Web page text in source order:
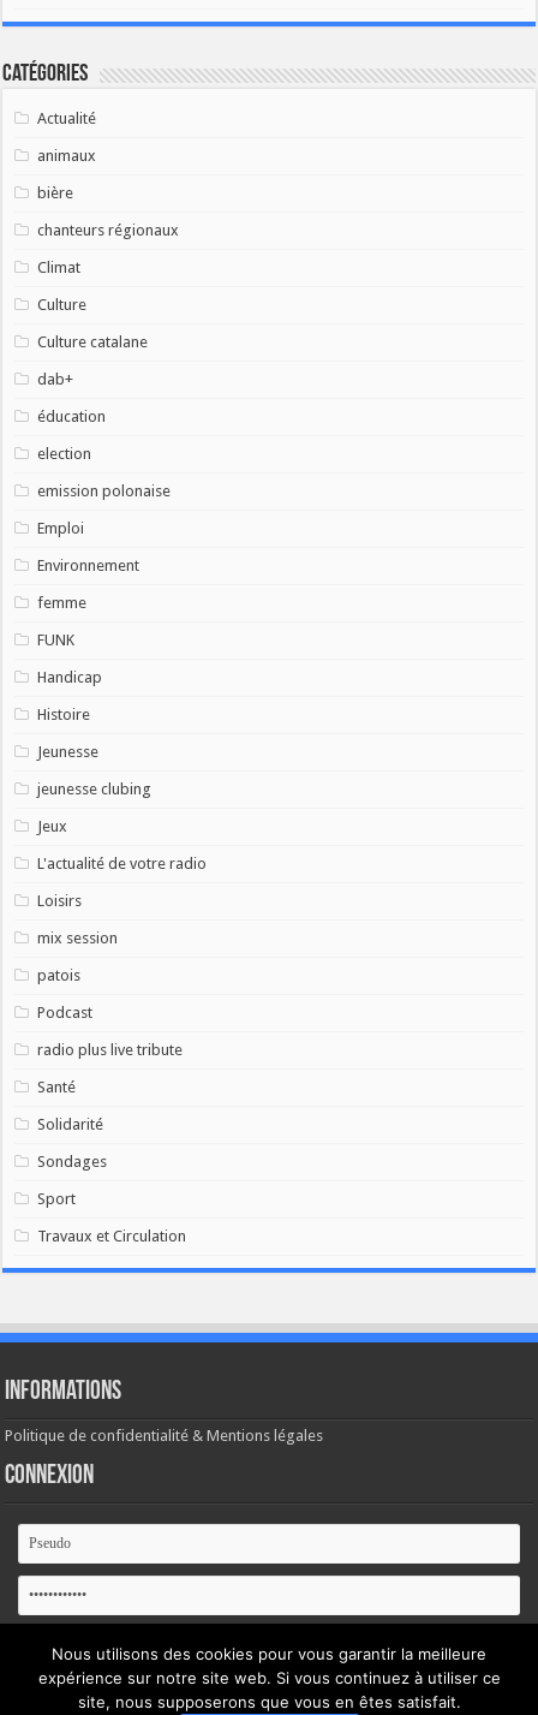
Catégories
Actualité
animaux
bière
chanteurs régionaux
Climat
Culture
Culture catalane
dab+
éducation
election
emission polonaise
Emploi
Environnement
femme
FUNK
Handicap
Histoire
Jeunesse
jeunesse clubing
Jeux
L'actualité de votre radio
Loisirs
mix session
patois
Podcast
radio plus live tribute
Santé
Solidarité
Sondages
Sport
Travaux et Circulation
Informations
Politique de confidentialité & Mentions légales
Connexion
Se souvenir de moi
Mot de passe oublié ?
Nous utilisons des cookies pour vous garantir la meilleure
expérience sur notre site web. Si vous continuez à utiliser ce
site, nous supposerons que vous en êtes satisfait.